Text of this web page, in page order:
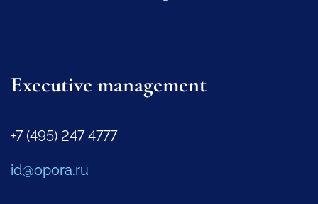
Executive management
+7 (495) 247 4777
id@opora.ru